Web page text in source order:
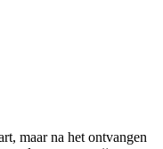
maar na het ontvangen